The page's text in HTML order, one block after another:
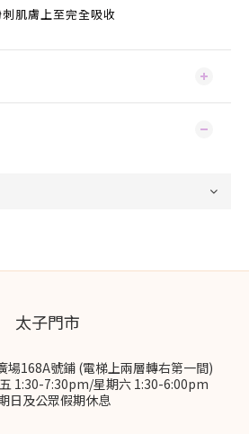
肌膚上至完全吸收
太子門市
場168A號鋪 (電梯上兩層轉右第一間)
1:30-7:30pm/星期六 1:30-6:00pm
日及公眾假期休息